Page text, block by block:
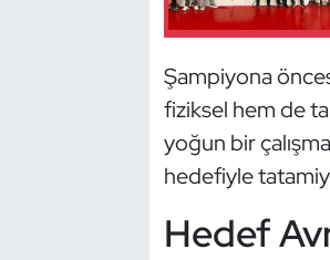
Şampiyona
fiziksel hem de
yoğun bir
hedefiyle
Hedef
Modern Pentatlon
Motor Sporları